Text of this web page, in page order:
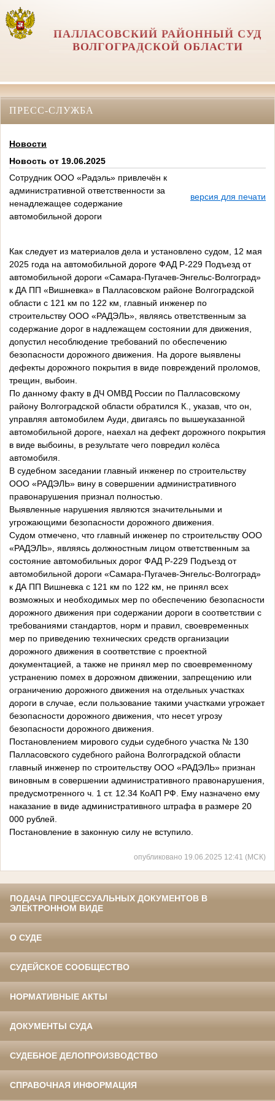
ПАЛЛАСОВСКИЙ РАЙОННЫЙ СУД
ВОЛГОГРАДСКОЙ ОБЛАСТИ
ПРЕСС-СЛУЖБА
Новости
Новость от 19.06.2025
Сотрудник ООО «Радэль» привлечён к
административной ответственности за
ненадлежащее содержание
автомобильной дороги
версия для печати
Как следует из материалов дела и установлено судом, 12 мая
2025 года на автомобильной дороге ФАД Р-229 Подъезд от
автомобильной дороги «Самара-Пугачев-Энгельс-Волгоград»
к ДА ПП «Вишневка» в Палласовском районе Волгоградской
области с 121 км по 122 км, главный инженер по
строительству ООО «РАДЭЛЬ», являясь ответственным за
содержание дорог в надлежащем состоянии для движения,
допустил несоблюдение требований по обеспечению
безопасности дорожного движения. На дороге выявлены
дефекты дорожного покрытия в виде повреждений проломов,
трещин, выбоин.
По данному факту в ДЧ ОМВД России по Палласовскому
району Волгоградской области обратился К., указав, что он,
управляя автомобилем Ауди, двигаясь по вышеуказанной
автомобильной дороге, наехал на дефект дорожного покрытия
в виде выбоины, в результате чего повредил колёса
автомобиля.
В судебном заседании главный инженер по строительству
ООО «РАДЭЛЬ» вину в совершении административного
правонарушения признал полностью.
Выявленные нарушения являются значительными и
угрожающими безопасности дорожного движения.
Судом отмечено, что главный инженер по строительству ООО
«РАДЭЛЬ», являясь должностным лицом ответственным за
состояние автомобильных дорог ФАД Р-229 Подъезд от
автомобильной дороги «Самара-Пугачев-Энгельс-Волгоград»
к ДА ПП Вишневка с 121 км по 122 км, не принял всех
возможных и необходимых мер по обеспечению безопасности
дорожного движения при содержании дороги в соответствии с
требованиями стандартов, норм и правил, своевременных
мер по приведению технических средств организации
дорожного движения в соответствие с проектной
документацией, а также не принял мер по своевременному
устранению помех в дорожном движении, запрещению или
ограничению дорожного движения на отдельных участках
дороги в случае, если пользование такими участками угрожает
безопасности дорожного движения, что несет угрозу
безопасности дорожного движения.
Постановлением мирового судьи судебного участка № 130
Палласовского судебного района Волгоградской области
главный инженер по строительству ООО «РАДЭЛЬ» признан
виновным в совершении административного правонарушения,
предусмотренного ч. 1 ст. 12.34 КоАП РФ. Ему назначено ему
наказание в виде административного штрафа в размере 20
000 рублей.
Постановление в законную силу не вступило.
опубликовано 19.06.2025 12:41 (МСК)
ПОДАЧА ПРОЦЕССУАЛЬНЫХ ДОКУМЕНТОВ В
ЭЛЕКТРОННОМ ВИДЕ
О СУДЕ
СУДЕЙСКОЕ СООБЩЕСТВО
НОРМАТИВНЫЕ АКТЫ
ДОКУМЕНТЫ СУДА
СУДЕБНОЕ ДЕЛОПРОИЗВОДСТВО
СПРАВОЧНАЯ ИНФОРМАЦИЯ